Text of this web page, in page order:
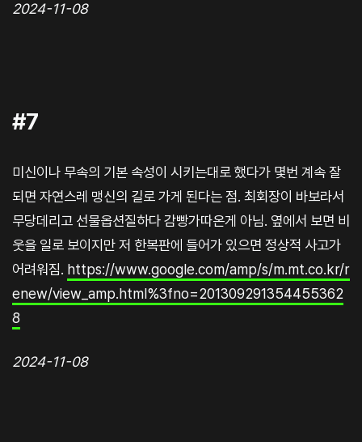
2024-11-08
#7
미신이나 무속의 기본 속성이 시키는대로 했다가 몇번 계속 잘
되면 자연스레 맹신의 길로 가게 된다는 점. 최회장이 바보라서
무당데리고 선물옵션질하다 감빵가따온게 아님. 옆에서 보면 비
웃을 일로 보이지만 저 한복판에 들어가 있으면 정상적 사고가
어려워짐. https://www.google.com/amp/s/m.mt.co.kr/r
enew/view_amp.html%3fno=201309291354455362
8
2024-11-08